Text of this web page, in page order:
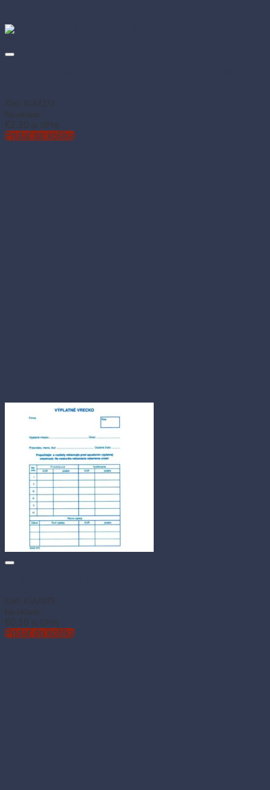
Kód: IGAZ172
Na sklade
€2.10 (s DPH)
Pridať do košíka
Kód: IGAZ075
Na sklade
€0.16 (s DPH)
Pridať do košíka